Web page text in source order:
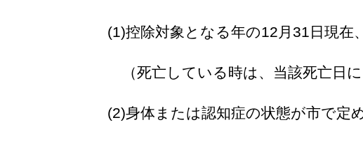
(1)控除対象となる年の12月31日現在
（死亡している時は、当該死亡日に
(2)身体または認知症の状態が市で定